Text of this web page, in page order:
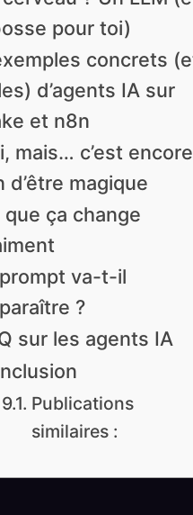
pour toi)
concrets
d’agents IA sur
et n8n
mais… c’est encore
d’être magique
que ça change
va-t-il
?
sur les agents IA
Publications
similaires :